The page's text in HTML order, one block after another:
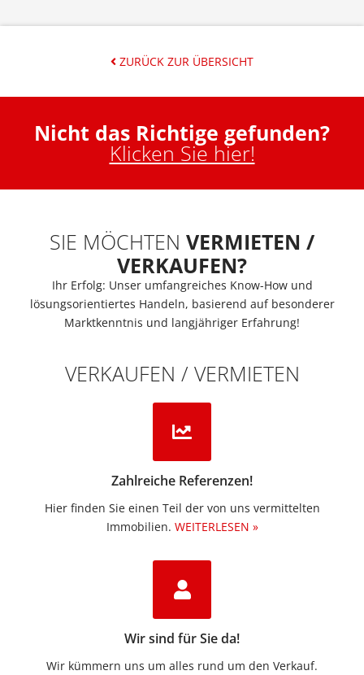
ZURÜCK ZUR ÜBERSICHT
Nicht das Richtige gefunden?
Klicken Sie hier!
SIE MÖCHTEN VERMIETEN /
VERKAUFEN?
Ihr Erfolg: Unser umfangreiches Know-How und
lösungsorientiertes Handeln, basierend auf besonderer
Marktkenntnis und langjähriger Erfahrung!
VERKAUFEN / VERMIETEN
Zahlreiche Referenzen!
Hier finden Sie einen Teil der von uns vermittelten
Immobilien.​ WEITERLESEN »
Wir sind für Sie da!
Wir kümmern uns um alles rund um den Verkauf.